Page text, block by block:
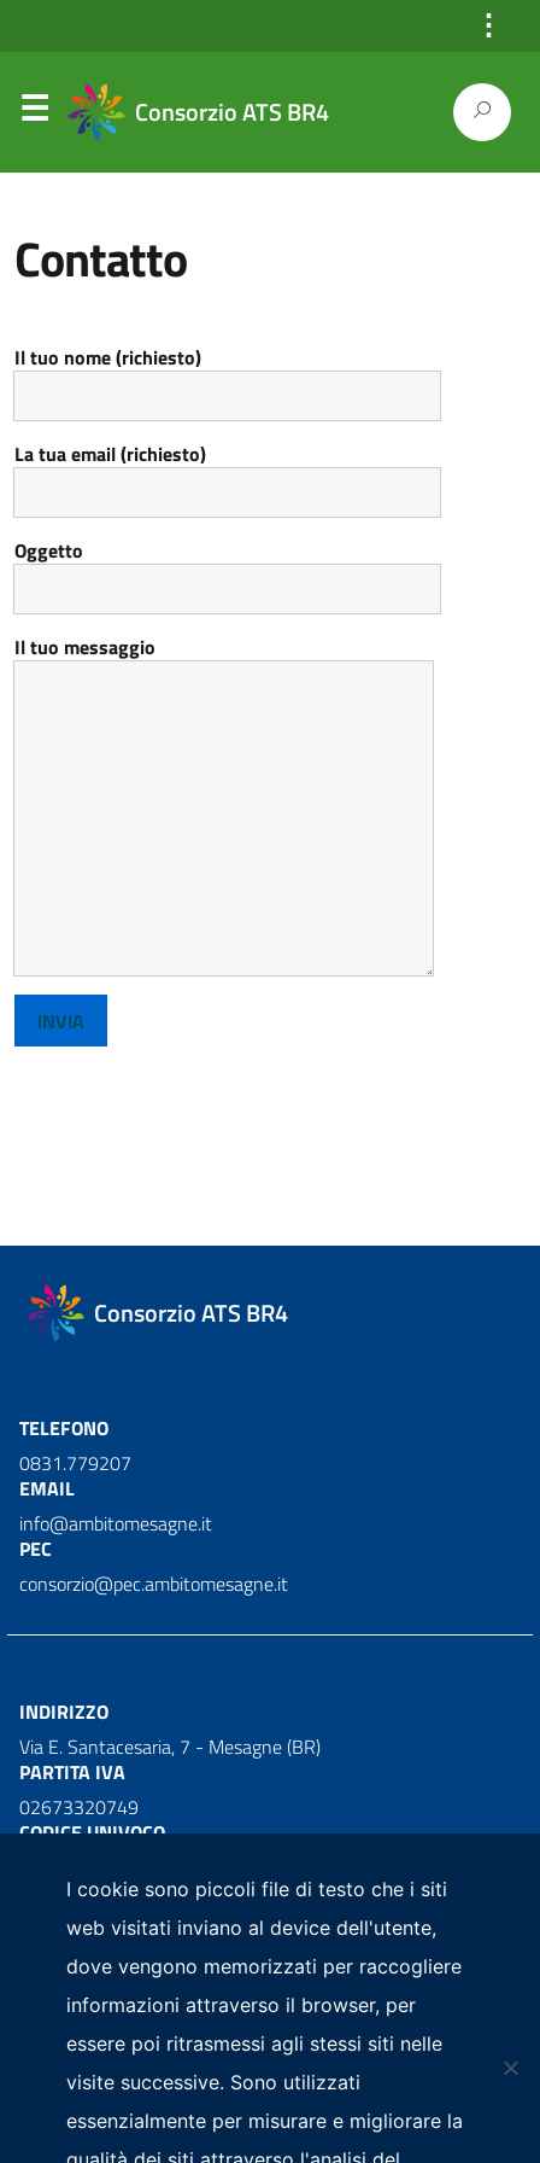
⋮
Consorzio ATS BR4
Contatto
Il tuo nome (richiesto)
La tua email (richiesto)
Oggetto
Il tuo messaggio
Consorzio ATS BR4
TELEFONO
0831.779207
EMAIL
info@ambitomesagne.it
PEC
consorzio@pec.ambitomesagne.it
INDIRIZZO
Via E. Santacesaria, 7 - Mesagne (BR)
PARTITA IVA
02673320749
CODICE UNIVOCO
Spazio segnalazioni Dichiarazione di accessibilità
Whistleblowing Privacy Seguici su Facebook
WEBMAIL
I cookie sono piccoli file di testo che i siti
web visitati inviano al device dell'utente,
dove vengono memorizzati per raccogliere
informazioni attraverso il browser, per
essere poi ritrasmessi agli stessi siti nelle
visite successive. Sono utilizzati
essenzialmente per misurare e migliorare la